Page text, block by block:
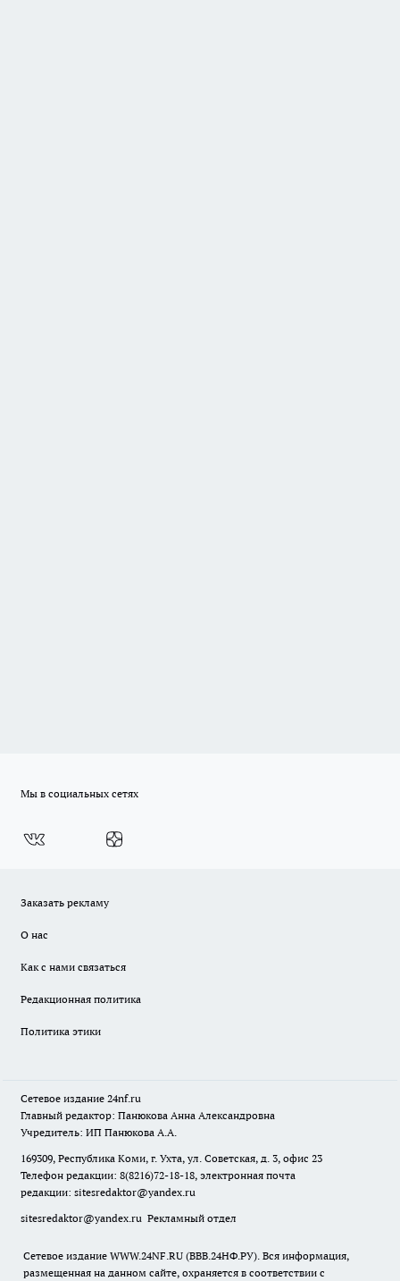
Мы в социальных сетях
Заказать рекламу
О нас
Как с нами связаться
Редакционная политика
Политика этики
Сетевое издание 24nf.ru
Главный редактор: Панюкова Анна Александровна
Учредитель: ИП Панюкова А.А.
169309, Республика Коми, г. Ухта, ул. Советская, д. 3, офис 23
Телефон редакции: 8(8216)72-18-18, электронная почта
редакции: sitesredaktor@yandex.ru
sitesredaktor@yandex.ru Рекламный отдел
Сетевое издание WWW.24NF.RU (ВВВ.24НФ.РУ). Вся информация,
размещенная на данном сайте, охраняется в соответствии с